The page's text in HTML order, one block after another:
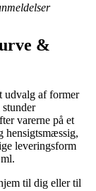
&
udvalg af former
varerne på et
hensigtsmæssig,
leveringsform
til dig eller til